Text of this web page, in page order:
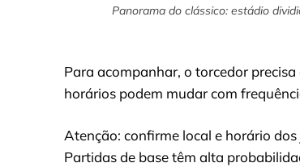
Panorama do clássico: estádio
Para acompanhar, o torcedor
horários podem mudar com
Atenção: confirme local e horário
Partidas de base têm alta